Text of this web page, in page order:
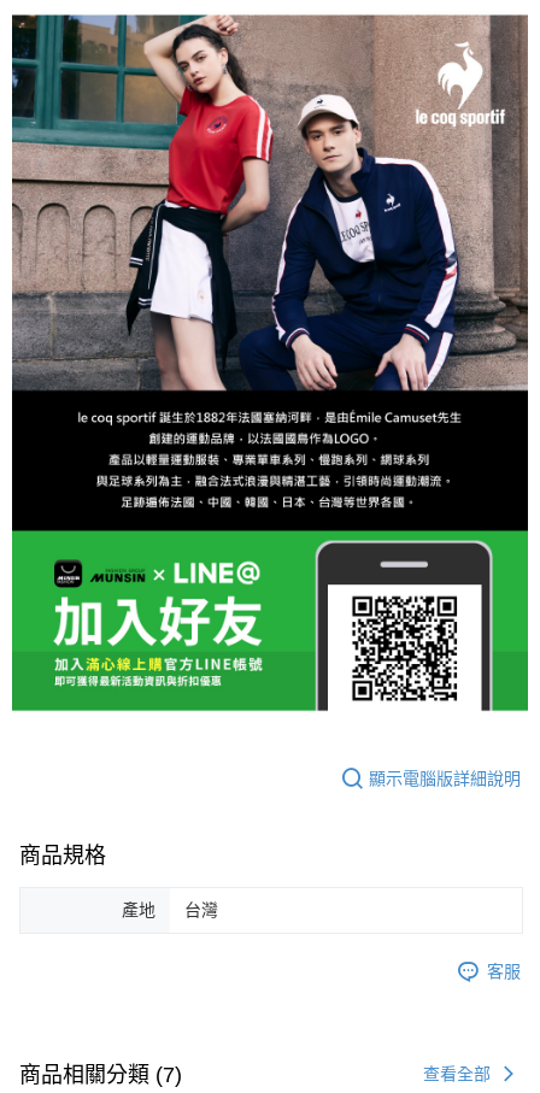
「AFTEE先享後付」，若未經同意申辦者引起之損失，本公司不負相關責
任。
４．使用「AFTEE先享後付」時，將依據個別帳號之用戶狀況，依本公司即
時審查核予不同之上限額度；若仍有額度不足之情形，本公司將視審查結果
請求用戶進行身份認證。
５．嚴禁一人註冊多個帳號或使用他人資訊註冊。若發現惡意使用之情形，
恩沛科技股份有限公司將有權停止該用戶之使用額度並採取法律行動。
免運費
離島宅配
免運費
顯示電腦版詳細說明
商品規格
產地 台灣
客服
商品相關分類 (7) 查看全部